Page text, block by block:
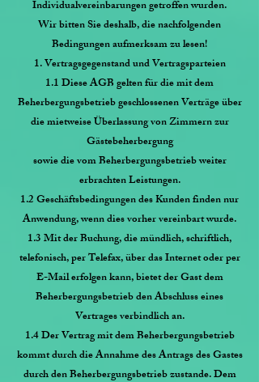
Individualvereinbarungen getroffen wurden.
Wir bitten Sie deshalb, die nachfolgenden
Bedingungen aufmerksam zu lesen!
1. Vertragsgegenstand und Vertragsparteien
1.1 Diese AGB gelten für die mit dem
Beherbergungsbetrieb geschlossenen Verträge über
die mietweise Überlassung von Zimmern zur
Gästebeherbergung
sowie die vom Beherbergungsbetrieb weiter
erbrachten Leistungen.
1.2 Geschäftsbedingungen des Kunden finden nur
Anwendung, wenn dies vorher vereinbart wurde.
1.3 Mit der Buchung, die mündlich, schriftlich,
telefonisch, per Telefax, über das Internet oder per
E-Mail erfolgen kann, bietet der Gast dem
Beherbergungsbetrieb den Abschluss eines
Vertrages verbindlich an.
1.4 Der Vertrag mit dem Beherbergungsbetrieb
kommt durch die Annahme des Antrags des Gastes
durch den Beherbergungsbetrieb zustande. Dem